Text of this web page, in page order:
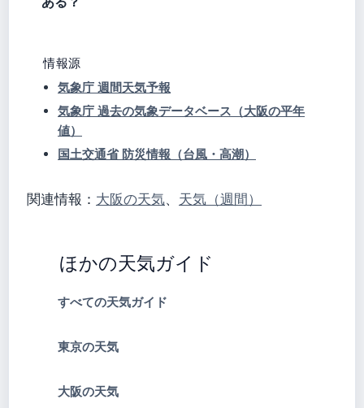
情報源
気象庁 週間天気予報
気象庁 過去の気象データベース（大阪の平年
値）
国土交通省 防災情報（台風・高潮）
関連情報： 大阪の天気、 天気（週間）
ほかの天気ガイド
すべての天気ガイド
東京の天気
大阪の天気